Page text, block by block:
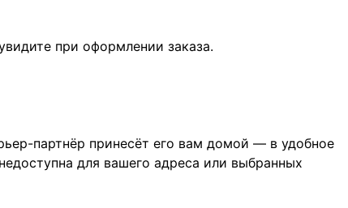
при оформлении заказа.
партнёр принесёт его вам домой — в удобное
для вашего адреса или выбранных